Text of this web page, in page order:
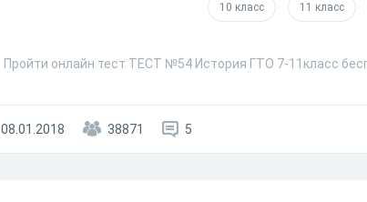
10 класс 11 класс
Пройти онлайн тест ТЕСТ №54 История ГТО 7-11класс
08.01.2018 38871 5